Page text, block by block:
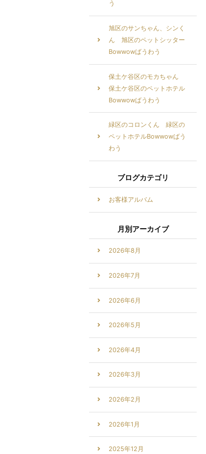
う
旭区のサンちゃん、シンく
ん 旭区のペットシッター
Bowwowばうわう
保土ケ谷区のモカちゃん
保土ケ谷区のペットホテル
Bowwowばうわう
緑区のコロンくん 緑区の
ペットホテルBowwowばう
わう
ブログカテゴリ
お客様アルバム
月別アーカイブ
2026年8月
2026年7月
2026年6月
2026年5月
2026年4月
2026年3月
2026年2月
2026年1月
2025年12月